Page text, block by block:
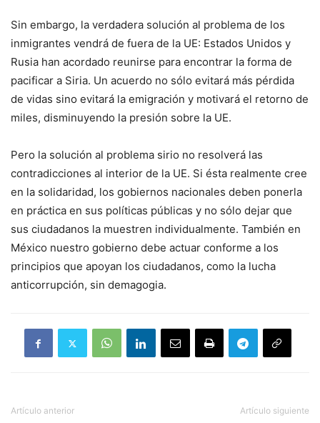
Sin embargo, la verdadera solución al problema de los
inmigrantes vendrá de fuera de la UE: Estados Unidos y
Rusia han acordado reunirse para encontrar la forma de
pacificar a Siria. Un acuerdo no sólo evitará más pérdida
de vidas sino evitará la emigración y motivará el retorno de
miles, disminuyendo la presión sobre la UE.
Pero la solución al problema sirio no resolverá las
contradicciones al interior de la UE. Si ésta realmente cree
en la solidaridad, los gobiernos nacionales deben ponerla
en práctica en sus políticas públicas y no sólo dejar que
sus ciudadanos la muestren individualmente. También en
México nuestro gobierno debe actuar conforme a los
principios que apoyan los ciudadanos, como la lucha
anticorrupción, sin demagogia.
Artículo anterior Artículo siguiente